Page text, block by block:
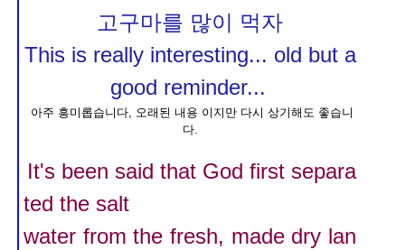
고구마를 많이 먹자
This is really interesting... old but a
good reminder...
아주 흥미롭습니다, 오래된 내용 이지만 다시 상기해도 좋습니
다.
It's been said that God first separa
ted the salt
water from the fresh, made dry lan